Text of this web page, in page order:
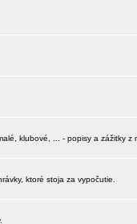
klubové, ... - popisy a zážitky z
ktoré stoja za vypočutie.